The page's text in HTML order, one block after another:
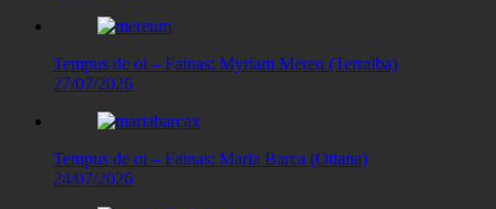
Tempus de oi – Fainas: Myriam Mereu (Terralba)
27/07/2026
Tempus de oi – Fainas: Maria Barca (Ottana)
24/07/2026